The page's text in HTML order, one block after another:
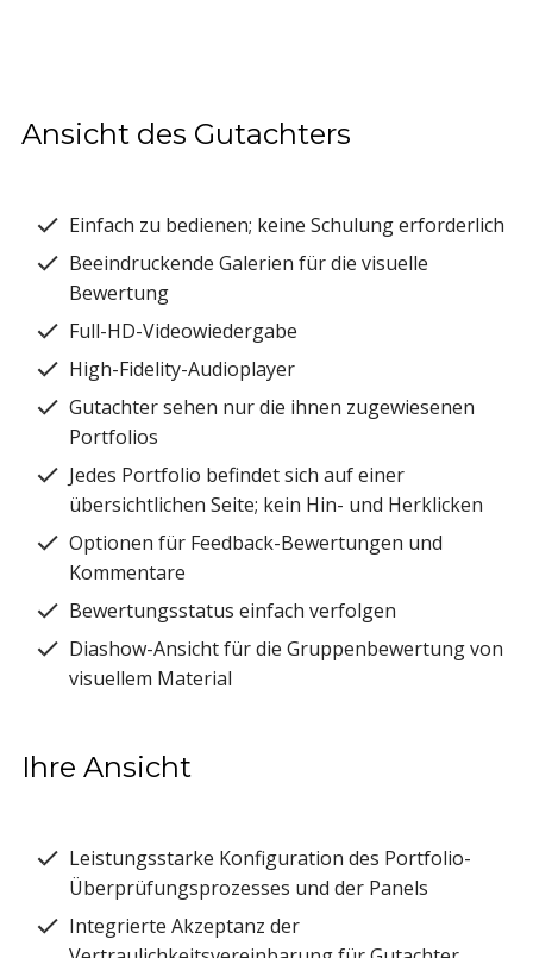
Ansicht des Gutachters
Einfach zu bedienen; keine Schulung erforderlich
Beeindruckende Galerien für die visuelle
Bewertung
Full-HD-Videowiedergabe
High-Fidelity-Audioplayer
Gutachter sehen nur die ihnen zugewiesenen
Portfolios
Jedes Portfolio befindet sich auf einer
übersichtlichen Seite; kein Hin- und Herklicken
Optionen für Feedback-Bewertungen und
Kommentare
Bewertungsstatus einfach verfolgen
Diashow-Ansicht für die Gruppenbewertung von
visuellem Material
Ihre Ansicht
Leistungsstarke Konfiguration des Portfolio-
Überprüfungsprozesses und der Panels
Integrierte Akzeptanz der